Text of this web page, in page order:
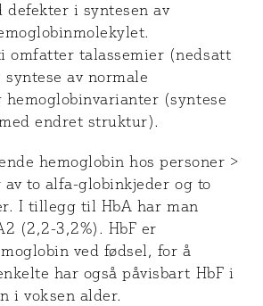
defekter i syntesen av
omfatter talassemier (nedsatt
av normale
(syntese
endret struktur).
hemoglobin hos personer >
av to alfa-globinkjeder og to
I tillegg til HbA har man
(2,2-3,2%). HbF er
ved fødsel, for å
har også påvisbart HbF i
i voksen alder.